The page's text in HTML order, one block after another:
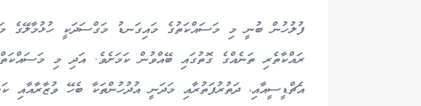
ފުލުހުން ބުނީ މި މަސައްކަތުގެ މައިގަނޑު މަގްސަދަކީ ހުޅުމާލޭގެ
ރައްކާތެރި ތަނެއްގެ ގޮތުގައި ބޭއްވުން ކަމަށެވެ. އަދި މި
އެޗްޑީސީއާއި، ދަތުރުފަތުރާއި މަދަނީ އުދުހުންތަކާ ބެހޭ ވުޒާރާއާއި